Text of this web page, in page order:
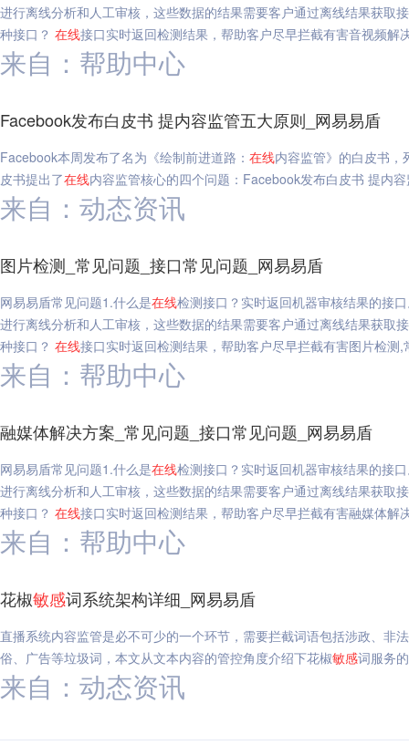
进行离线分析和人工审核，这些数据的结果需要客户通过离线结果获取
种接口？ 在线接口实时返回检测结果，帮助客户尽早拦截有害音视频解
来自：帮助中心
Facebook发布白皮书 提内容监管五大原则_网易易盾
Facebook本周发布了名为《绘制前进道路： 在线内容监管》的白皮书，
皮书提出了在线内容监管核心的四个问题：Facebook发布白皮书 提内
来自：动态资讯
图片检测_常见问题_接口常见问题_网易易盾
网易易盾常见问题1.什么是在线检测接口？实时返回机器审核结果的接
进行离线分析和人工审核，这些数据的结果需要客户通过离线结果获取
种接口？ 在线接口实时返回检测结果，帮助客户尽早拦截有害图片检测
来自：帮助中心
融媒体解决方案_常见问题_接口常见问题_网易易盾
网易易盾常见问题1.什么是在线检测接口？实时返回机器审核结果的接
进行离线分析和人工审核，这些数据的结果需要客户通过离线结果获取
种接口？ 在线接口实时返回检测结果，帮助客户尽早拦截有害融媒体解
来自：帮助中心
花椒敏感词系统架构详细_网易易盾
直播系统内容监管是必不可少的一个环节，需要拦截词语包括涉政、非
俗、广告等垃圾词，本文从文本内容的管控角度介绍下花椒敏感词服务
来自：动态资讯